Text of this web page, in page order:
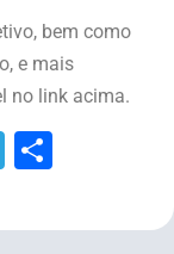
bem como
e mais
no link acima.
Telegram